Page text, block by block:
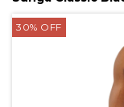
30% OFF